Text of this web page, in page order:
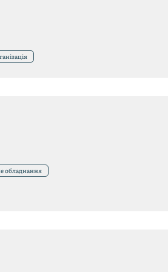
обладнання